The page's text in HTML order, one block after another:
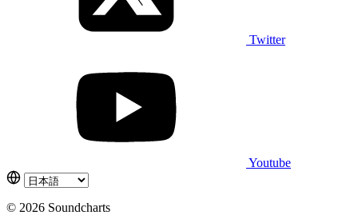
Twitter
Youtube
© 2026 Soundcharts